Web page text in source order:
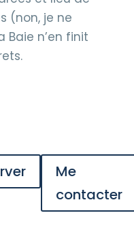
(non, je ne
Baie n’en finit
Me
contacter